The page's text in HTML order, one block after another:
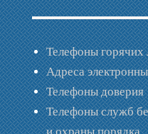
Телефоны горячих
Адреса
Телефоны доверия
Телефоны служб